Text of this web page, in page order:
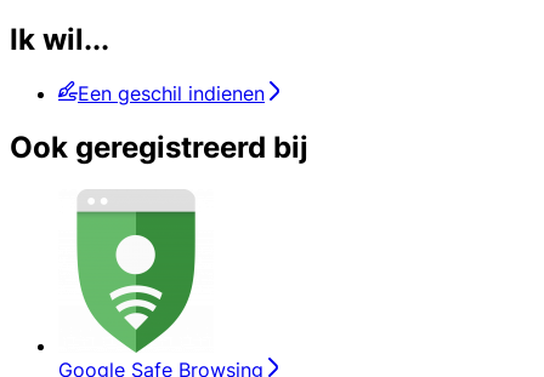
Ik wil...
Een geschil indienen
Ook geregistreerd bij
Google Safe Browsing